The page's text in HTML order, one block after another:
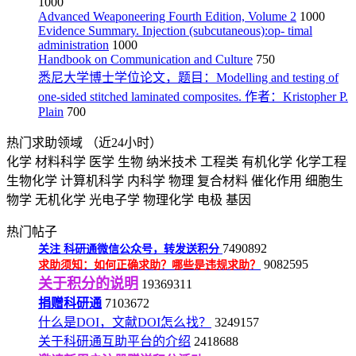
Advanced Weaponeering Fourth Edition, Volume 2 1000
Evidence Summary. Injection (subcutaneous):op- timal
administration 1000
Handbook on Communication and Culture 750
悉尼大学博士学位论文，题目：Modelling and testing of
one-sided stitched laminated composites. 作者：Kristopher P.
Plain 700
热门求助领域
（近24小时）
化学 材料科学 医学 生物 纳米技术 工程类 有机化学 化学工程
生物化学 计算机科学 内科学 物理 复合材料 催化作用 细胞生
物学 无机化学 光电子学 物理化学 电极 基因
热门帖子
关注 科研通微信公众号，转发送积分 7490892
求助须知：如何正确求助？哪些是违规求助？ 9082595
关于积分的说明 19369311
捐赠科研通 7103672
什么是DOI，文献DOI怎么找？
3249157
关于科研通互助平台的介绍 2418688